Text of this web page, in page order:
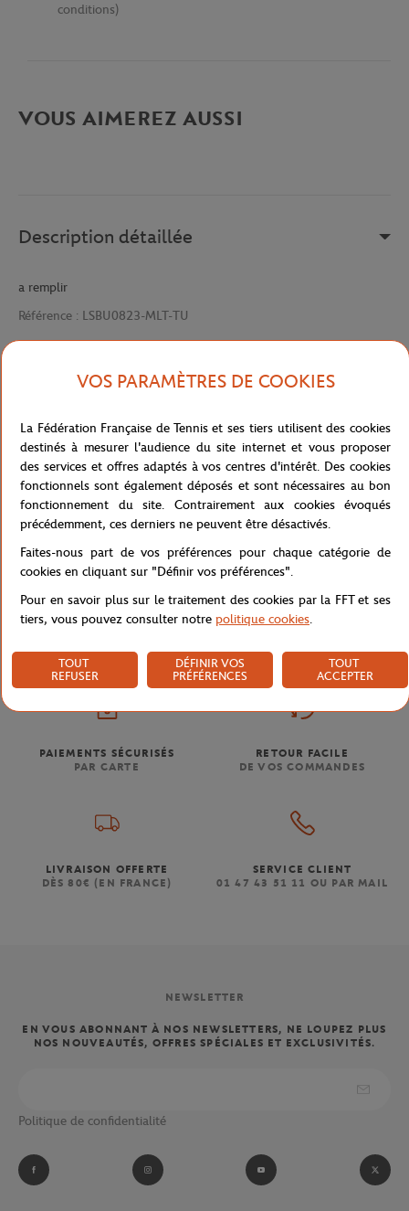
conditions)
VOUS AIMEREZ AUSSI
Description détaillée
a remplir
Référence : LSBU0823-MLT-TU
Caractéristiques
Livraison et retours
Accueil Boutique Concession BADGE LC DTF SILENCE-MLT
PAIEMENTS SÉCURISÉS
PAR CARTE
RETOUR FACILE
DE VOS COMMANDES
LIVRAISON OFFERTE
DÈS 80€ (EN FRANCE)
SERVICE CLIENT
01 47 43 51 11 OU PAR MAIL
NEWSLETTER
EN VOUS ABONNANT À NOS NEWSLETTERS, NE LOUPEZ PLUS
NOS NOUVEAUTÉS, OFFRES SPÉCIALES ET EXCLUSIVITÉS.
Politique de confidentialité
VOS PARAMÈTRES DE COOKIES
La Fédération Française de Tennis et ses tiers utilisent des cookies
destinés à mesurer l'audience du site internet et vous proposer
des services et offres adaptés à vos centres d'intérêt. Des cookies
fonctionnels sont également déposés et sont nécessaires au bon
fonctionnement du site. Contrairement aux cookies évoqués
précédemment, ces derniers ne peuvent être désactivés.
Faites-nous part de vos préférences pour chaque catégorie de
cookies en cliquant sur "Définir vos préférences".
Pour en savoir plus sur le traitement des cookies par la FFT et ses
tiers, vous pouvez consulter notre politique cookies.
TOUT
REFUSER
DÉFINIR VOS
PRÉFÉRENCES
TOUT
ACCEPTER